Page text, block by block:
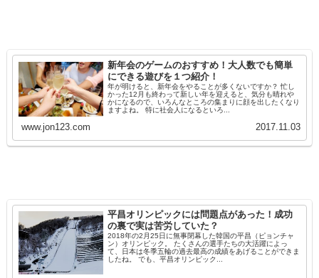
新年会のゲームのおすすめ！大人数でも簡単
にできる遊びを１つ紹介！
年が明けると、新年会をやることが多くないですか？ 忙し
かった12月も終わって新しい年を迎えると、気分も晴れや
かになるので、いろんなところの集まりに顔を出したくなり
ますよね。 特に社会人になるといろ...
www.jon123.com 2017.11.03
平昌オリンピックには問題点があった！成功
の裏で実は苦労していた？
2018年の2月25日に無事閉幕した韓国の平昌（ピョンチャ
ン）オリンピック。 たくさんの選手たちの大活躍によっ
て、日本は冬季五輪の過去最高の成績をあげることができま
したね。 でも、平昌オリンピック...